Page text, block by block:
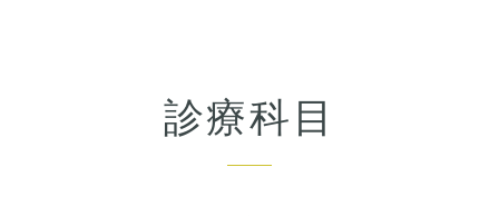
診療科目